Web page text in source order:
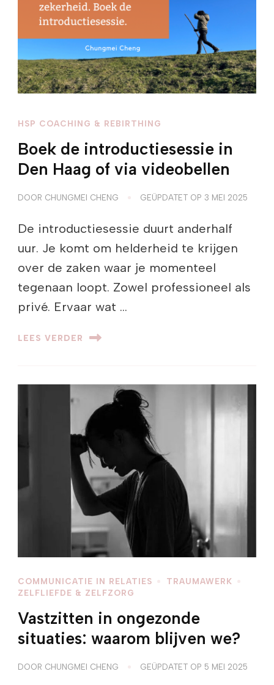
HSP COACHING & REBIRTHING
Boek de introductiesessie in
Den Haag of via videobellen
DOOR CHUNGMEI CHENG GEÜPDATET OP 3 MEI 2025
De introductiesessie duurt anderhalf
uur. Je komt om helderheid te krijgen
over de zaken waar je momenteel
tegenaan loopt. Zowel professioneel als
privé. Ervaar wat …
LEES VERDER
COMMUNICATIE IN RELATIES
TRAUMAWERK
ZELFLIEFDE & ZELFZORG
Vastzitten in ongezonde
situaties: waarom blijven we?
DOOR CHUNGMEI CHENG GEÜPDATET OP 5 MEI 2025